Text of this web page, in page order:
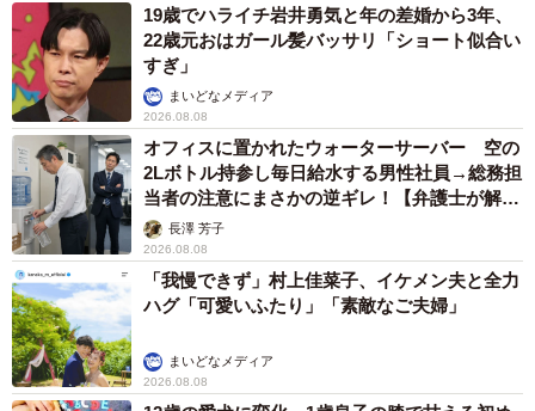
19歳でハライチ岩井勇気と年の差婚から3年、
22歳元おはガール髪バッサリ「ショート似合い
すぎ」
まいどなメディア
2026.08.08
オフィスに置かれたウォーターサーバー 空の
2Lボトル持参し毎日給水する男性社員→総務担
当者の注意にまさかの逆ギレ！【弁護士が解
説】長澤 芳子
2026.08.08
「我慢できず」村上佳菜子、イケメン夫と全力
ハグ「可愛いふたり」「素敵なご夫婦」
まいどなメディア
2026.08.08